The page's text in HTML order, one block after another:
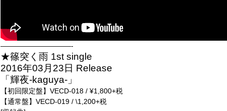
——————————-
★篠突く雨 1st single
2016年03月23日 Release
「輝夜-kaguya-」
【初回限定盤】VECD-018 / ¥1,800+税
【通常盤】VECD-019 / \1,200+税